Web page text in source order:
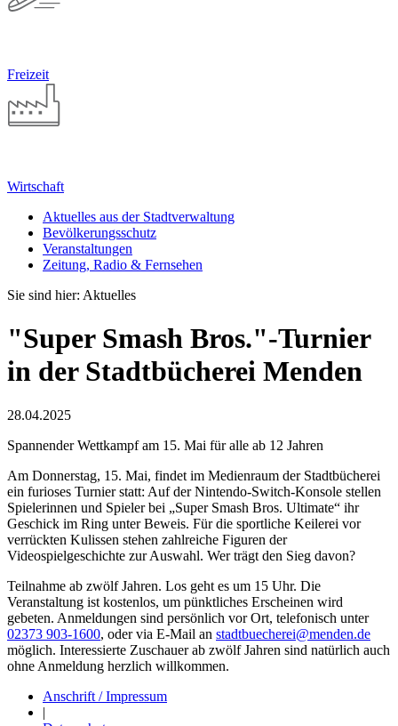
Freizeit
Wirtschaft
Aktuelles aus der Stadtverwaltung
Bevölkerungsschutz
Veranstaltungen
Zeitung, Radio & Fernsehen
Sie sind hier: Aktuelles
"Super Smash Bros."-Turnier
in der Stadtbücherei Menden
28.04.2025
Spannender Wettkampf am 15. Mai für alle ab 12 Jahren
Am Donnerstag, 15. Mai, findet im Medienraum der Stadtbücherei
ein furioses Turnier statt: Auf der Nintendo-Switch-Konsole stellen
Spielerinnen und Spieler bei „Super Smash Bros. Ultimate“ ihr
Geschick im Ring unter Beweis. Für die sportliche Keilerei vor
verrückten Kulissen stehen zahlreiche Figuren der
Videospielgeschichte zur Auswahl. Wer trägt den Sieg davon?
Teilnahme ab zwölf Jahren. Los geht es um 15 Uhr. Die
Veranstaltung ist kostenlos, um pünktliches Erscheinen wird
gebeten. Anmeldungen sind persönlich vor Ort, telefonisch unter
02373 903-1600, oder via E-Mail an stadtbuecherei@menden.de
möglich. Interessierte Zuschauer ab zwölf Jahren sind natürlich auch
ohne Anmeldung herzlich willkommen.
Anschrift / Impressum
|